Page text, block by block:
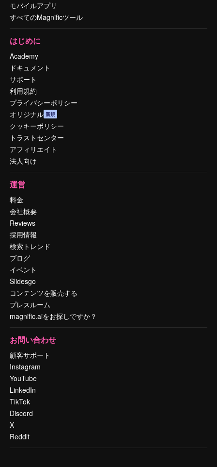
モバイルアプリ
すべてのMagnificツール
はじめに
Academy
ドキュメント
サポート
利用規約
プライバシーポリシー
オリジナル 新規
クッキーポリシー
トラストセンター
アフィリエイト
法人向け
運営
料金
会社概要
Reviews
採用情報
検索トレンド
ブログ
イベント
Slidesgo
コンテンツを販売する
プレスルーム
magnific.aiをお探しですか？
お問い合わせ
顧客サポート
Instagram
YouTube
LinkedIn
TikTok
Discord
X
Reddit